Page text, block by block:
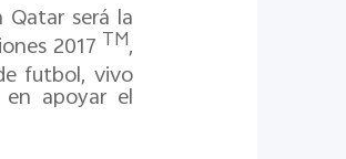
será la
2017 TM,
futbol, vivo
apoyar el